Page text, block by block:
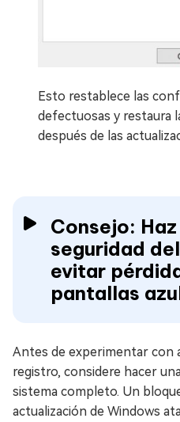
Esto restablece las
defectuosas y restaura
después de las
Consejo:
seguridad
evitar
pantallas
Antes de experimentar con
registro, considere hacer
sistema completo. Un
actualización de Windows